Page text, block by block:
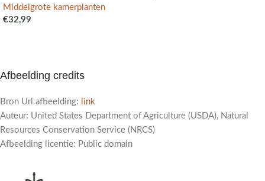
Middelgrote kamerplanten
€32,99
Afbeelding credits
Bron Url afbeelding:
link
Auteur: United States Department of Agriculture (USDA), Natural
Resources Conservation Service (NRCS)
Afbeelding licentie: Public domain